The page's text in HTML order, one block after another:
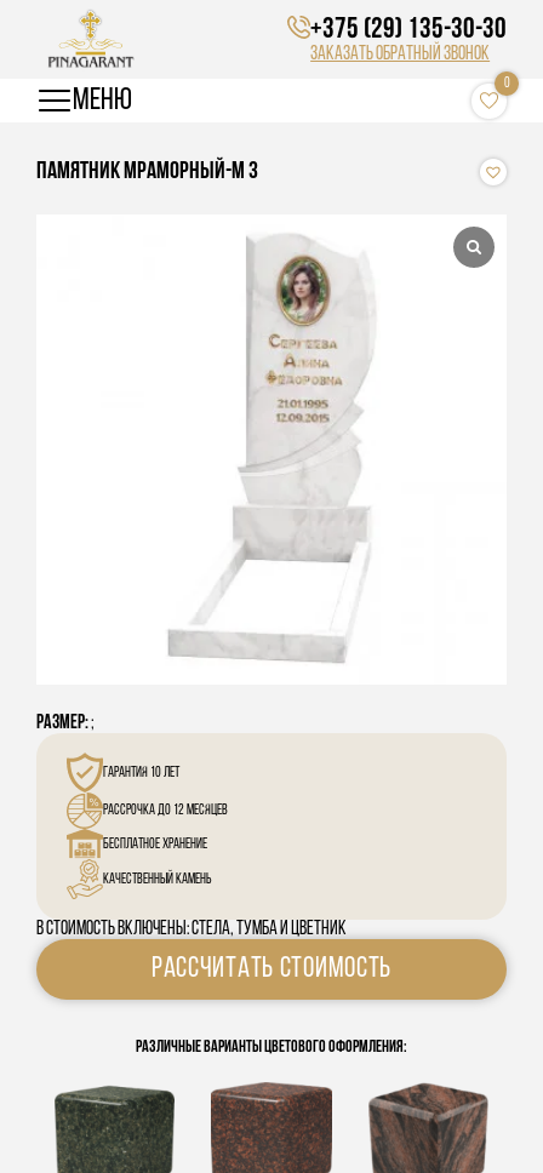
+375 (29) 135-30-30
Заказать обратный звонок
МЕНЮ
0
Памятник Мраморный-М 3
Размер:;
Гарантия 10 лет
Рассрочка до 12 месяцев
Бесплатное хранение
Качественный камень
В стоимость включены: стела, тумба и цветник
Рассчитать Стоимость
Различные варианты цветового оформления: